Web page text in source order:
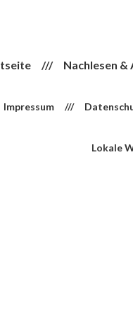
/// Nachlesen &
Impressum///
Lokale